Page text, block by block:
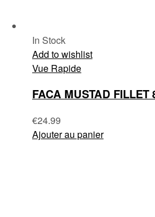
In Stock
Add to wishlist
Vue Rapide
FACA MUSTAD FILLET
€24.99
Ajouter au panier